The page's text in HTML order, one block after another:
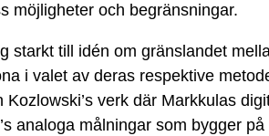
möjligheter och begränsningar.
starkt till idén om gränslandet
i valet av deras respektive
Kozlowski’s verk där Markkulas
analoga målningar som bygger på